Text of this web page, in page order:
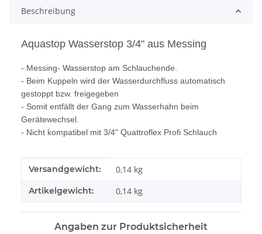
Beschreibung
Aquastop Wasserstop 3/4" aus Messing
- Messing- Wasserstop am Schlauchende.
- Beim Kuppeln wird der Wasserdurchfluss automatisch
gestoppt bzw. freigegeben
- Somit entfällt der Gang zum Wasserhahn beim
Gerätewechsel.
- Nicht kompatibel mit 3/4" Quattroflex Profi Schlauch
Produkteigenschaft
Wert
Versandgewicht: 0,14 kg
Artikelgewicht: 0,14 kg
Angaben zur Produktsicherheit